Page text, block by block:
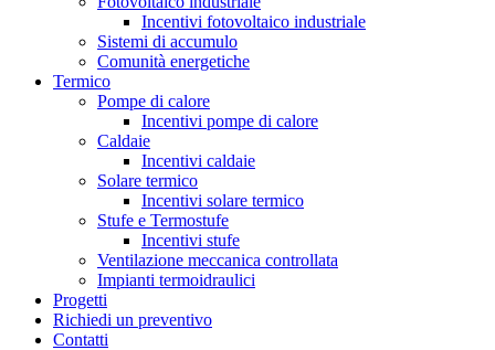
Incentivi fotovoltaico industriale
Sistemi di accumulo
Comunità energetiche
Termico
Pompe di calore
Incentivi pompe di calore
Caldaie
Incentivi caldaie
Solare termico
Incentivi solare termico
Stufe e Termostufe
Incentivi stufe
Ventilazione meccanica controllata
Impianti termoidraulici
Progetti
Richiedi un preventivo
Contatti